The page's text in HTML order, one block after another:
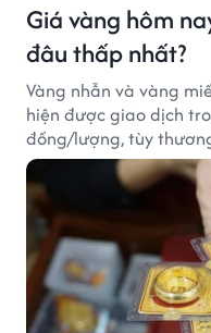
Giá vàng hôm
đâu thấp nhất?
Vàng nhẫn và vàng
hiện được giao dịch
đồng/lượng, tùy